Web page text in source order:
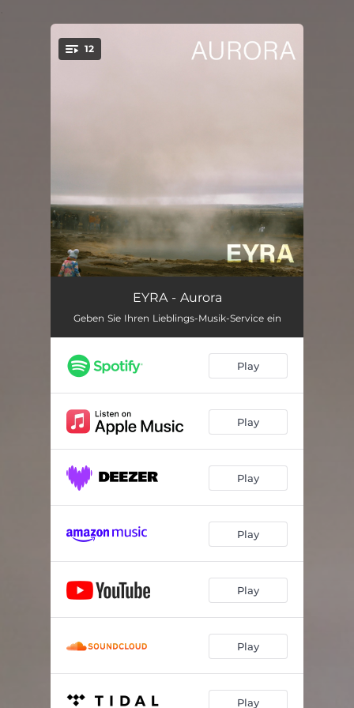
You're all set!
12
Vulnerability
Thema 04:12
Drei Töne 06:29
Nebenan 07:04
Korriban 04:52
Aurora
Agnes 2 01:45
07:43
04:44
Variation 02:39
EYRA - Aurora
Geben Sie Ihren Lieblings-Musik-Service ein
Play
Play
Play
Play
Play
Play
Play